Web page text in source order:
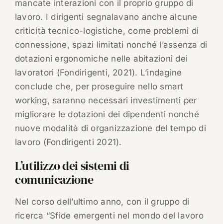
mancate interazioni con il proprio gruppo di
lavoro. I dirigenti segnalavano anche alcune
criticità tecnico-logistiche, come problemi di
connessione, spazi limitati nonché l’assenza di
dotazioni ergonomiche nelle abitazioni dei
lavoratori (Fondirigenti, 2021). L’indagine
conclude che, per proseguire nello smart
working, saranno necessari investimenti per
migliorare le dotazioni dei dipendenti nonché
nuove modalità di organizzazione del tempo di
lavoro (Fondirigenti 2021).
L’utilizzo dei sistemi di
comunicazione
Nel corso dell’ultimo anno, con il gruppo di
ricerca “Sfide emergenti nel mondo del lavoro